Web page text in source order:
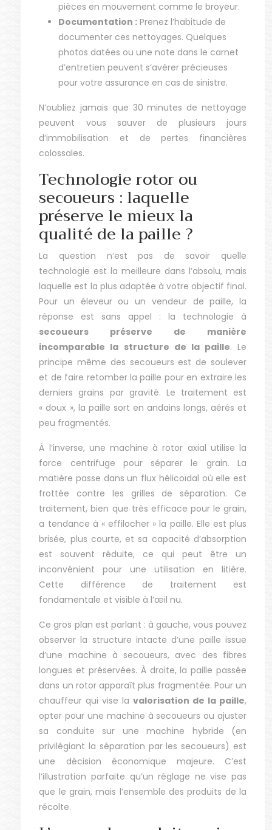
pièces en mouvement comme le broyeur.
Documentation : Prenez l’habitude de
documenter ces nettoyages. Quelques
photos datées ou une note dans le carnet
d’entretien peuvent s’avérer précieuses
pour votre assurance en cas de sinistre.
N’oubliez jamais que 30 minutes de nettoyage
peuvent vous sauver de plusieurs jours
d’immobilisation et de pertes financières
colossales.
Technologie rotor ou
secoueurs : laquelle
préserve le mieux la
qualité de la paille ?
La question n’est pas de savoir quelle
technologie est la meilleure dans l’absolu, mais
laquelle est la plus adaptée à votre objectif final.
Pour un éleveur ou un vendeur de paille, la
réponse est sans appel : la technologie à
secoueurs préserve de manière
incomparable la structure de la paille. Le
principe même des secoueurs est de soulever
et de faire retomber la paille pour en extraire les
derniers grains par gravité. Le traitement est
« doux », la paille sort en andains longs, aérés et
peu fragmentés.
À l’inverse, une machine à rotor axial utilise la
force centrifuge pour séparer le grain. La
matière passe dans un flux hélicoïdal où elle est
frottée contre les grilles de séparation. Ce
traitement, bien que très efficace pour le grain,
a tendance à « effilocher » la paille. Elle est plus
brisée, plus courte, et sa capacité d’absorption
est souvent réduite, ce qui peut être un
inconvénient pour une utilisation en litière.
Cette différence de traitement est
fondamentale et visible à l’œil nu.
Ce gros plan est parlant : à gauche, vous pouvez
observer la structure intacte d’une paille issue
d’une machine à secoueurs, avec des fibres
longues et préservées. À droite, la paille passée
dans un rotor apparaît plus fragmentée. Pour un
chauffeur qui vise lavalorisation de la paille,
opter pour une machine à secoueurs ou ajuster
sa conduite sur une machine hybride (en
privilégiant la séparation par les secoueurs) est
une décision économique majeure. C’est
l’illustration parfaite qu’un réglage ne vise pas
que le grain, mais l’ensemble des produits de la
récolte.